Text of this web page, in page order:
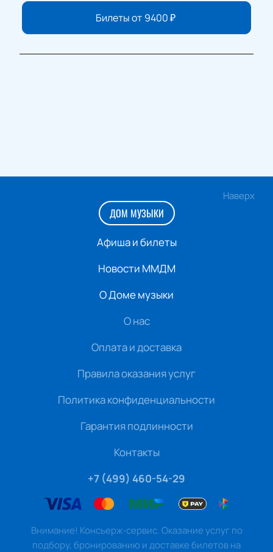
Билеты от 9400₽
Наверх
ДОМ МУЗЫКИ
Афиша и билеты
Новости ММДМ
О Доме музыки
О нас
Оплата и доставка
Правила оказания услуг
Политика конфиденциальности
Гарантия подлинности
Контакты
+7 (499) 460-54-29
Внимание! Консьерж-сервис. Оказание услуг по
подбору, бронированию и доставке билетов на